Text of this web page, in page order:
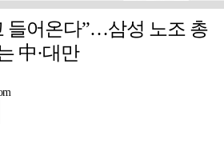
들어온다”…삼성 노조 총
中·대만